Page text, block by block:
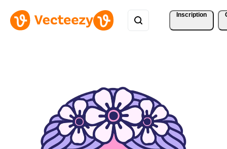
Inscription